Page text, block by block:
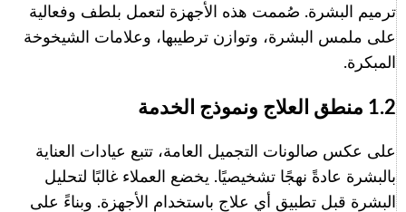
ترميم البشرة. صُممت هذه الأجهزة لتعمل بلطف وفعالية
على ملمس البشرة، وتوازن ترطيبها، وعلامات الشيخوخة
المبكرة.
1.2 منطق العلاج ونموذج الخدمة
على عكس صالونات التجميل العامة، تتبع عيادات العناية
بالبشرة عادةً نهجًا تشخيصيًا. يخضع العملاء غالبًا لتحليل
البشرة قبل تطبيق أي علاج باستخدام الأجهزة. وبناءً على